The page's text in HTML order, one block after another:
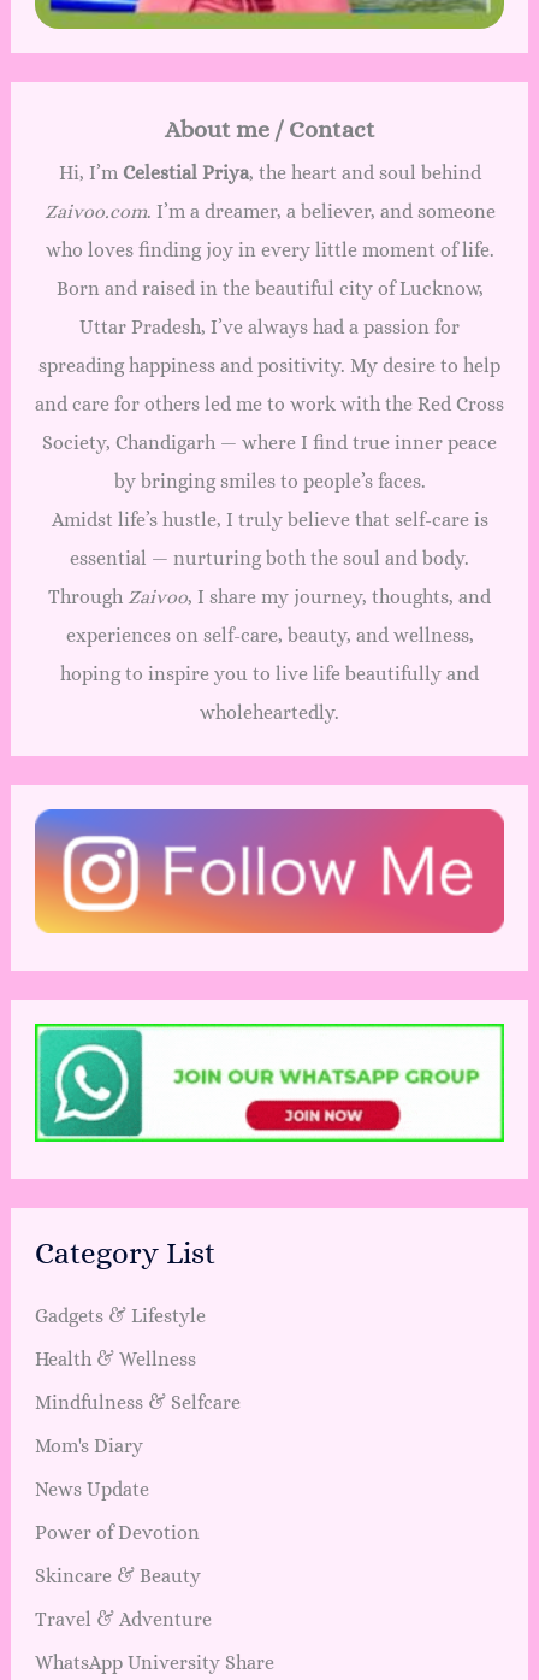
About me / Contact
Hi, I’m Celestial Priya, the heart and soul behind
Zaivoo.com. I’m a dreamer, a believer, and someone
who loves finding joy in every little moment of life.
Born and raised in the beautiful city of Lucknow,
Uttar Pradesh, I’ve always had a passion for
spreading happiness and positivity. My desire to help
and care for others led me to work with the Red Cross
Society, Chandigarh — where I find true inner peace
by bringing smiles to people’s faces.
Amidst life’s hustle, I truly believe that self-care is
essential — nurturing both the soul and body.
Through Zaivoo, I share my journey, thoughts, and
experiences on self-care, beauty, and wellness,
hoping to inspire you to live life beautifully and
wholeheartedly.
Category List
Gadgets & Lifestyle
Health & Wellness
Mindfulness & Selfcare
Mom's Diary
News Update
Power of Devotion
Skincare & Beauty
Travel & Adventure
WhatsApp University Share